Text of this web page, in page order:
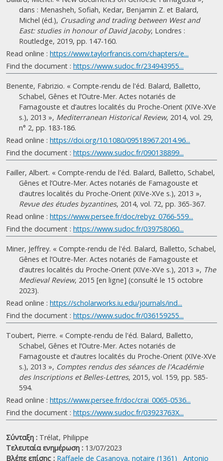
dans : Menasheh, Sofiah, Kedar, Benjamin Z. et Balard,
Michel (éd.), Crusading and trading between West and
East: studies in honour of David Jacoby, Londres :
Routledge, 2019, pp. 147-160.
Read online : https://www.taylorfrancis.com/chapters/e...
Find the document : https://www.sudoc.fr/234943955...
Benente, Fabrizio. « Compte-rendu de l'éd. Balard, Balletto,
Schabel, Gênes et l’Outre-Mer. Actes notariés de
Famagouste et d’autres localités du Proche-Orient (XIVe-XVe
s.), 2013 », Mediterranean Historical Review, 2014, vol. 29,
n° 2, pp. 183-186.
Read online : https://doi.org/10.1080/09518967.2014.96...
Find the document : https://www.sudoc.fr/090138899...
Failler, Albert. « Compte-rendu de l'éd. Balard, Balletto, Schabel,
Gênes et l’Outre-Mer. Actes notariés de Famagouste et
d’autres localités du Proche-Orient (XIVe-XVe s.), 2013 »,
Revue des études byzantines, 2014, vol. 72, pp. 365-367.
Read online : https://www.persee.fr/doc/rebyz_0766-559...
Find the document : https://www.sudoc.fr/039758060...
Miner, Jeffrey. « Compte-rendu de l'éd. Balard, Balletto, Schabel,
Gênes et l’Outre-Mer. Actes notariés de Famagouste et
d’autres localités du Proche-Orient (XIVe-XVe s.), 2013 », The
Medieval Review, 2015 [en ligne] (consulté le 15 octobre
2023).
Read online : https://scholarworks.iu.edu/journals/ind...
Find the document : https://www.sudoc.fr/036159255...
Toubert, Pierre. « Compte-rendu de l'éd. Balard, Balletto,
Schabel, Gênes et l’Outre-Mer. Actes notariés de
Famagouste et d’autres localités du Proche-Orient (XIVe-XVe
s.), 2013 », Comptes rendus des séances de l'Académie
des Inscriptions et Belles-Lettres, 2015, vol. 159, pp. 585-
594.
Read online : https://www.persee.fr/doc/crai_0065-0536...
Find the document : https://www.sudoc.fr/03923763X...
Σύνταξη : Trélat, Philippe
Τελευταία ενημέρωση : 13/07/2023
Βλέπε επίσης : Raffaele de Casanova, notaire (1361) Antonio